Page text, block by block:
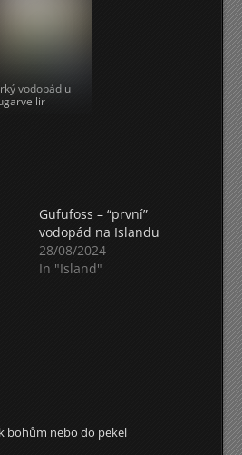
vodopád u
Gufufoss – “první”
vodopád na Islandu
28/08/2024
In "Island"
bohům nebo do pekel